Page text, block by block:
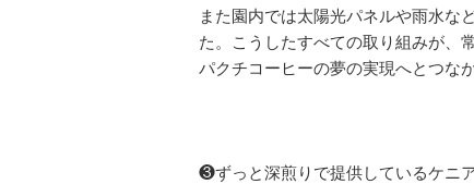
また園内では太陽光パネルや雨水な
た。こうしたすべての取り組みが、
パクチコーヒーの夢の実現へとつな
❸ずっと深煎りで提供しているケニ